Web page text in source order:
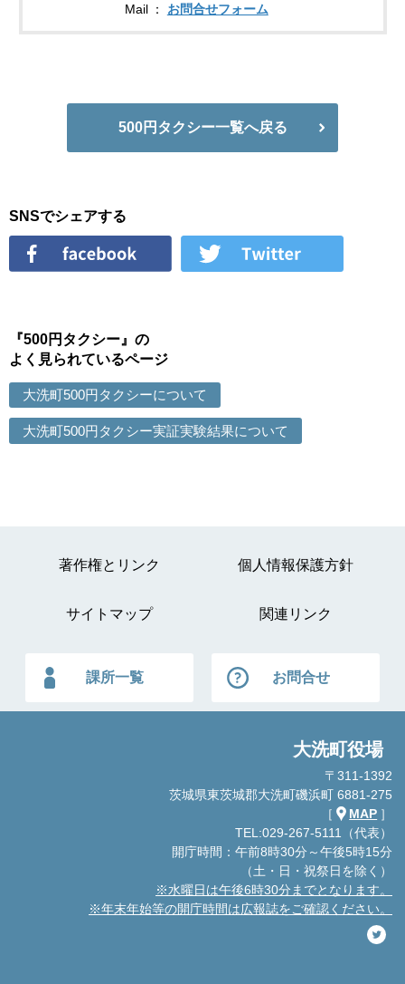
Mail
お問合せフォーム
500円タクシー一覧へ戻る
SNSでシェアする
『500円タクシー』の
よく見られているページ
大洗町500円タクシーについて
大洗町500円タクシー実証実験結果について
著作権とリンク 個人情報保護方針
サイトマップ 関連リンク
課所一覧 お問合せ
大洗町役場
〒311-1392
茨城県東茨城郡大洗町磯浜町 6881-275
［
MAP ］
TEL:029-267-5111（代表）
開庁時間：午前8時30分～午後5時15分
（土・日・祝祭日を除く）
※水曜日は午後6時30分までとなります。
※年末年始等の開庁時間は広報誌をご確認ください。